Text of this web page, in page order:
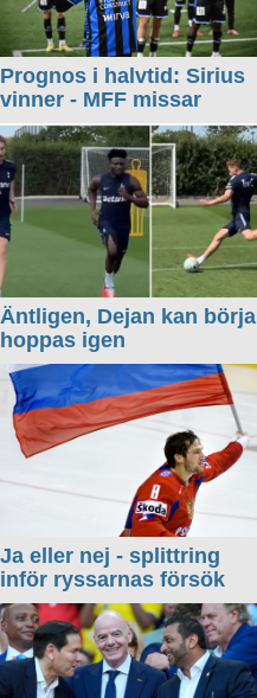
Prognos i halvtid: Sirius
vinner - MFF missar
Äntligen, Dejan kan börja
hoppas igen
Ja eller nej - splittring
inför ryssarnas försök